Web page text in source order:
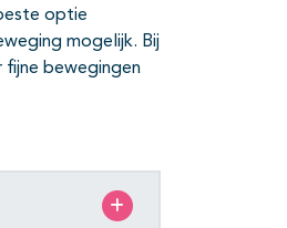
optie
mogelijk. Bij
fijne bewegingen